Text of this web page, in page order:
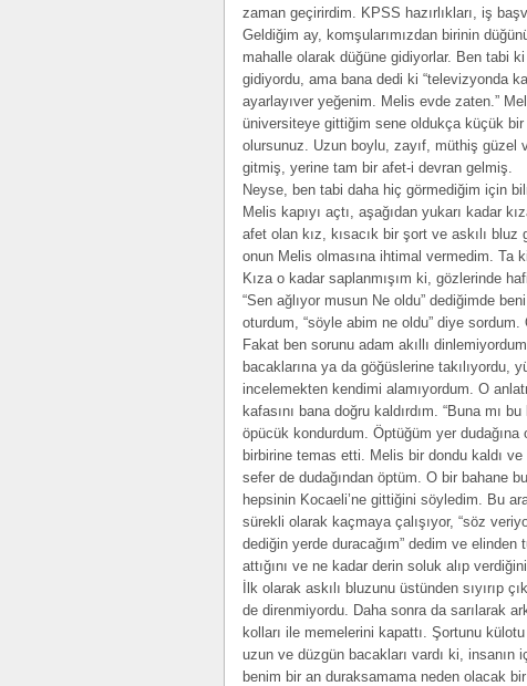
zaman geçirirdim. KPSS hazırlıkları, iş
Geldiğim ay, komşularımızdan birinin
mahalle olarak düğüne gidiyorlar. Ben tabi
gidiyordu, ama bana dedi ki “televizyonda
ayarlayıver yeğenim. Melis evde zaten.”
üniversiteye gittiğim sene oldukça küçük bir
olursunuz. Uzun boylu, zayıf, müthiş güzel
gitmiş, yerine tam bir afet-i devran gelmiş.
Neyse, ben tabi daha hiç görmediğim için
Melis kapıyı açtı, aşağıdan yukarı kadar
afet olan kız, kısacık bir şort ve askılı
onun Melis olmasına ihtimal vermedim. Ta
Kıza o kadar saplanmışım ki, gözlerinde
“Sen ağlıyor musun Ne oldu” dediğimde
oturdum, “söyle abim ne oldu” diye sordum.
Fakat ben sorunu adam akıllı
bacaklarına ya da göğüslerine takılıyordu,
incelemekten kendimi alamıyordum. O
kafasını bana doğru kaldırdım. “Buna mı
öpücük kondurdum. Öptüğüm yer dudağına
birbirine temas etti. Melis bir dondu kaldı ve
sefer de dudağından öptüm. O bir bahane
hepsinin Kocaeli’ne gittiğini söyledim. Bu
sürekli olarak kaçmaya çalışıyor, “söz
dediğin yerde duracağım” dedim ve elinden
attığını ve ne kadar derin soluk alıp
İlk olarak askılı bluzunu üstünden sıyırıp
de direnmiyordu. Daha sonra da sarılarak
kolları ile memelerini kapattı. Şortunu
uzun ve düzgün bacakları vardı ki,
benim bir an duraksamama neden olacak